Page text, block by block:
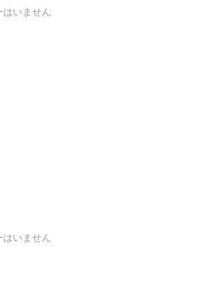
はいません
はいません